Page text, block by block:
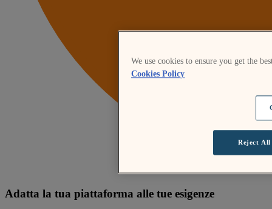
Adatta la tua piattaforma alle tue esigenze
We use cookies to ensure you get the
Cookies Policy
Reject All